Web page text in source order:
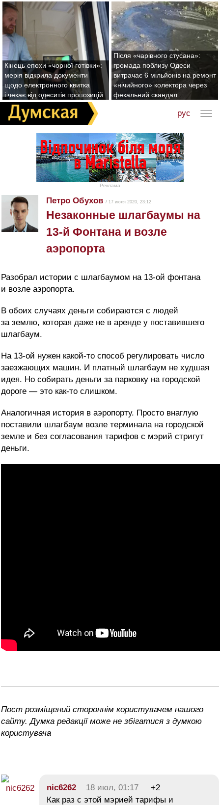
Кінець епохи «чорної готівки»:
мерія відкрила документи
щодо електронного квитка
і чекає від одеситів пропозицій
Після «чарівного стусана»:
громада поблизу Одеси
витрачає 6 мільйонів на ремонт
«нічийного» колектора через
фекальний скандал
рус
Реклама
Петро Обухов / 17 июля 2020, 23:12
Незаконные шлагбаумы на
13-й Фонтана и возле
аэропорта
Разобрал истории с шлагбаумом на 13-ой фонтана
и возле аэропорта.
В обоих случаях деньги собираются с людей
за землю, которая даже не в аренде у поставившего
шлагбаум.
На 13-ой нужен какой-то способ регулировать число
заезжающих машин. И платный шлагбаум не худшая
идея. Но собирать деньги за парковку на городской
дороге — это как-то слишком.
Аналогичная история в аэропорту. Просто внаглую
поставили шлагбаум возле терминала на городской
земле и без согласования тарифов с мэрий стригут
деньги.
Пост розміщений стороннім користувачем нашого
сайту. Думка редакції може не збігатися з думкою
користувача
nic6262 18 июл, 01:17
+2
Как раз с этой мэрией тарифы и